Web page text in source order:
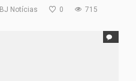
Notícias 0 715